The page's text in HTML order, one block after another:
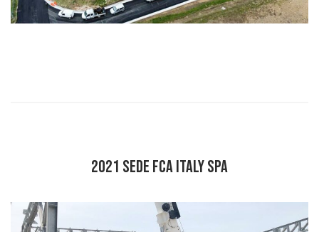
2021 SEDE FCA ITALY SPA